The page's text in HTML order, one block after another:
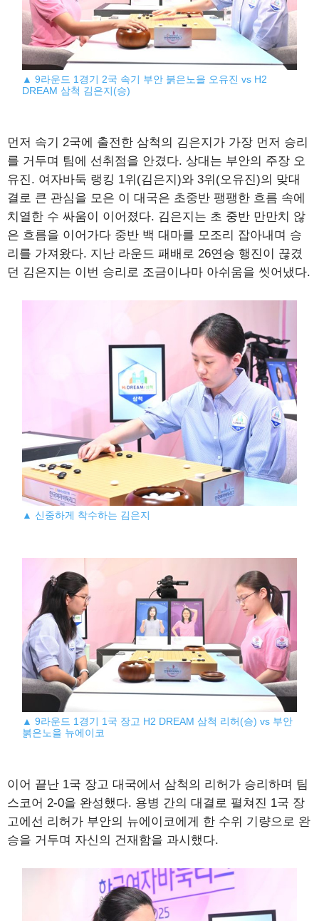
▲ 9라운드 1경기 2국 속기 부안 붉은노을 오유진 vs H2
DREAM 삼척 김은지(승)
먼저 속기 2국에 출전한 삼척의 김은지가 가장 먼저 승리
를 거두며 팀에 선취점을 안겼다. 상대는 부안의 주장 오
유진. 여자바둑 랭킹 1위(김은지)와 3위(오유진)의 맞대
결로 큰 관심을 모은 이 대국은 초중반 팽팽한 흐름 속에
치열한 수 싸움이 이어졌다. 김은지는 초 중반 만만치 않
은 흐름을 이어가다 중반 백 대마를 모조리 잡아내며 승
리를 가져왔다. 지난 라운드 패배로 26연승 행진이 끊겼
던 김은지는 이번 승리로 조금이나마 아쉬움을 씻어냈다.
▲ 신중하게 착수하는 김은지
▲ 9라운드 1경기 1국 장고 H2 DREAM 삼척 리허(승) vs 부안
붉은노을 뉴에이코
이어 끝난 1국 장고 대국에서 삼척의 리허가 승리하며 팀
스코어 2-0을 완성했다. 용병 간의 대결로 펼쳐진 1국 장
고에선 리허가 부안의 뉴에이코에게 한 수위 기량으로 완
승을 거두며 자신의 건재함을 과시했다.